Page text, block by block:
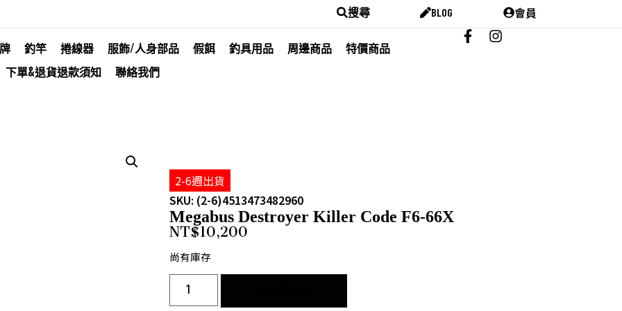
搜尋 BLOG 會員
釣竿 捲線器 服飾/人身部品 假餌 釣具用品 周邊商品
特價商品
下單&退貨退款須知
聯絡我們
2-6週出貨
SKU: (2-6)4513473482960
Megabus Destroyer Killer Code F6-66X
NT$10,200
尚有庫存